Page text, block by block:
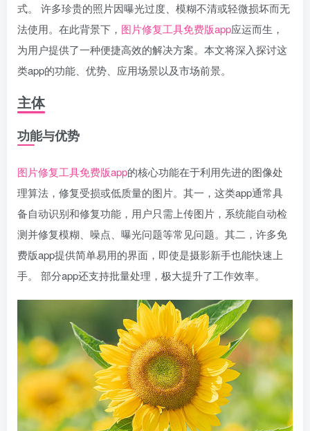
式。 许多珍贵的照片因曝光过度、模糊不清或轻微损坏而无
法使用。在此背景下， 图片修复工具免费版app应运而生，
为用户提供了一种便捷高效的解决方案。本文将深入探讨这
类app的功能、优势、应用场景以及市场前景。
主体
功能与优势
图片修复工具免费版app的核心功能在于利用先进的图像处
理算法，修复受损或低质量的图片。其一，这类app通常具
备自动识别和修复功能，用户只需上传图片，系统能自动检
测并修复模糊、噪点、曝光问题等常见问题。其二，许多免
费版app提供简单易用的界面，即使是摄影新手也能快速上
手。 部分app还支持批量处理，极大提升了工作效率。